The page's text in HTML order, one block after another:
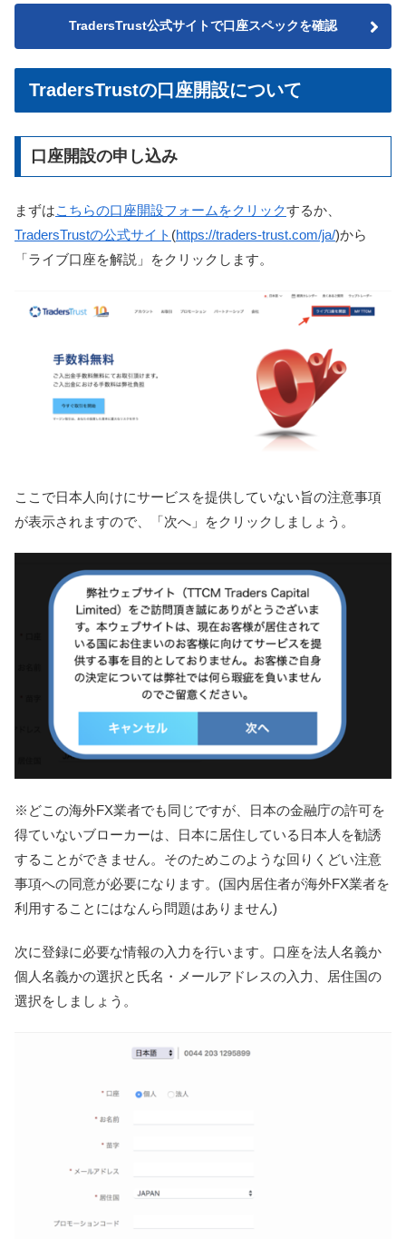
TradersTrust公式サイトで口座スペックを確認
TradersTrustの口座開設について
口座開設の申し込み
まずはこちらの口座開設フォームをクリックするか、
TradersTrustの公式サイト (https://traders-trust.com/ja/)から
「ライブ口座を解説」をクリックします。
ここで日本人向けにサービスを提供していない旨の注意事項
が表示されますので、「次へ」をクリックしましょう。
※どこの海外FX業者でも同じですが、日本の金融庁の許可を
得ていないブローカーは、日本に居住している日本人を勧誘
することができません。そのためこのような回りくどい注意
事項への同意が必要になります。(国内居住者が海外FX業者を
利用することにはなんら問題はありません)
次に登録に必要な情報の入力を行います。口座を法人名義か
個人名義かの選択と氏名・メールアドレスの入力、居住国の
選択をしましょう。